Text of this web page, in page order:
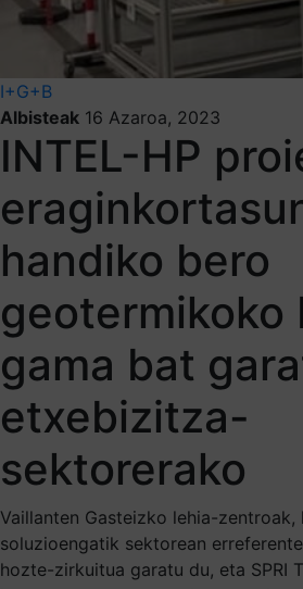
I+G+B
Albisteak 16 Azaroa, 2023
INTEL-HP
handiko bero
geotermikoko
gama bat
etxebizitza-
sektorerako
Vaillanten Gasteizko lehia-
soluzioengatik sektorean
hozte-zirkuitua garatu du, eta SPRI